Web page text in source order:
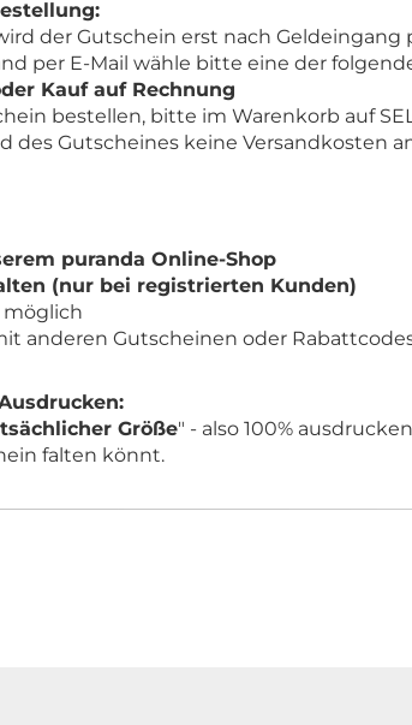
der Gutschein erst nach Geldeingang
per E-Mail wähle bitte eine der
Kauf auf Rechnung
bestellen, bitte im Warenkorb auf
des Gutscheines keine Versandkosten
puranda Online-Shop
(nur bei registrierten Kunden)
möglich
anderen Gutscheinen oder
Größe" - also 100%
falten könnt.